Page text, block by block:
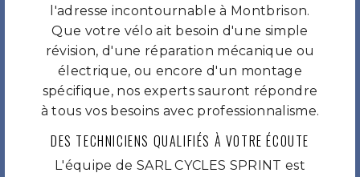
l'adresse incontournable à Montbrison.
Que votre vélo ait besoin d'une simple
révision, d'une réparation mécanique ou
électrique, ou encore d'un montage
spécifique, nos experts sauront répondre
à tous vos besoins avec professionnalisme.
DES TECHNICIENS QUALIFIÉS À VOTRE ÉCOUTE
L'équipe de SARL CYCLES SPRINT est